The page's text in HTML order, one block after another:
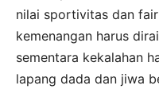
nilai sportivitas dan
kemenangan harus
sementara kekalahan
lapang dada dan jiwa